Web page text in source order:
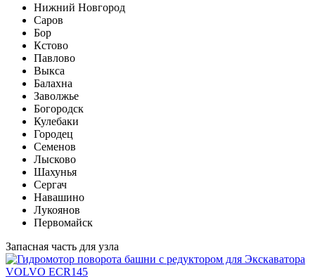
Нижний Новгород
Саров
Бор
Кстово
Павлово
Выкса
Балахна
Заволжье
Богородск
Кулебаки
Городец
Семенов
Лысково
Шахунья
Сергач
Навашино
Лукоянов
Первомайск
Запасная часть для узла